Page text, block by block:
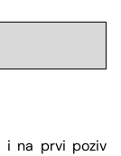
i na prvi poziv